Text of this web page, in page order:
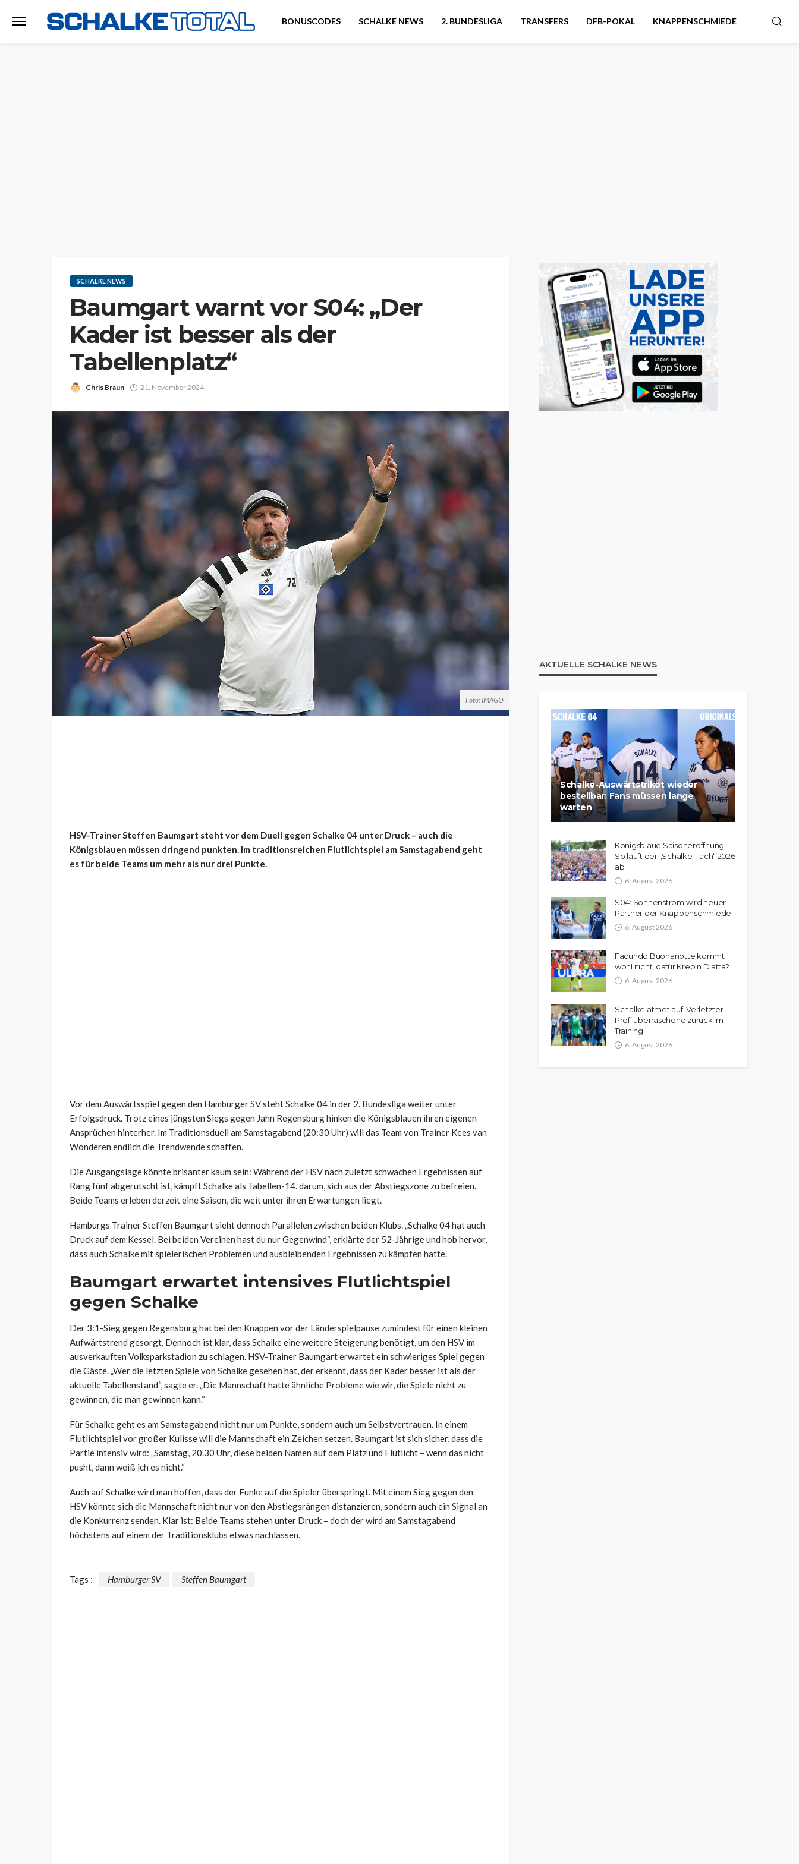
BONUSCODES SCHALKE NEWS 2. BUNDESLIGA TRANSFERS DFB-POKAL KNAPPENSCHMIEDE
SCHALKE NEWS
Baumgart warnt vor S04: „Der
Kader ist besser als der
Tabellenplatz“
Chris Braun 21. November 2024
Foto: IMAGO
HSV-Trainer Steffen Baumgart steht vor dem Duell gegen Schalke 04 unter Druck – auch die
Königsblauen müssen dringend punkten. Im traditionsreichen Flutlichtspiel am Samstagabend geht
es für beide Teams um mehr als nur drei Punkte.
Vor dem Auswärtsspiel gegen den Hamburger SV steht Schalke 04 in der 2. Bundesliga weiter unter
Erfolgsdruck. Trotz eines jüngsten Siegs gegen Jahn Regensburg hinken die Königsblauen ihren eigenen
Ansprüchen hinterher. Im Traditionsduell am Samstagabend (20:30 Uhr) will das Team von Trainer Kees van
Wonderen endlich die Trendwende schaffen.
Die Ausgangslage könnte brisanter kaum sein: Während der HSV nach zuletzt schwachen Ergebnissen auf
Rang fünf abgerutscht ist, kämpft Schalke als Tabellen-14. darum, sich aus der Abstiegszone zu befreien.
Beide Teams erleben derzeit eine Saison, die weit unter ihren Erwartungen liegt.
Hamburgs Trainer Steffen Baumgart sieht dennoch Parallelen zwischen beiden Klubs. „Schalke 04 hat auch
Druck auf dem Kessel. Bei beiden Vereinen hast du nur Gegenwind“, erklärte der 52-Jährige und hob hervor,
dass auch Schalke mit spielerischen Problemen und ausbleibenden Ergebnissen zu kämpfen hatte.
Baumgart erwartet intensives Flutlichtspiel
gegen Schalke
Der 3:1-Sieg gegen Regensburg hat bei den Knappen vor der Länderspielpause zumindest für einen kleinen
Aufwärtstrend gesorgt. Dennoch ist klar, dass Schalke eine weitere Steigerung benötigt, um den HSV im
ausverkauften Volksparkstadion zu schlagen. HSV-Trainer Baumgart erwartet ein schwieriges Spiel gegen
die Gäste. „Wer die letzten Spiele von Schalke gesehen hat, der erkennt, dass der Kader besser ist als der
aktuelle Tabellenstand“, sagte er. „Die Mannschaft hatte ähnliche Probleme wie wir, die Spiele nicht zu
gewinnen, die man gewinnen kann.“
Für Schalke geht es am Samstagabend nicht nur um Punkte, sondern auch um Selbstvertrauen. In einem
Flutlichtspiel vor großer Kulisse will die Mannschaft ein Zeichen setzen. Baumgart ist sich sicher, dass die
Partie intensiv wird: „Samstag, 20.30 Uhr, diese beiden Namen auf dem Platz und Flutlicht – wenn das nicht
pusht, dann weiß ich es nicht.“
Auch auf Schalke wird man hoffen, dass der Funke auf die Spieler überspringt. Mit einem Sieg gegen den
HSV könnte sich die Mannschaft nicht nur von den Abstiegsrängen distanzieren, sondern auch ein Signal an
die Konkurrenz senden. Klar ist: Beide Teams stehen unter Druck – doch der wird am Samstagabend
höchstens auf einem der Traditionsklubs etwas nachlassen.
Tags : Hamburger SV Steffen Baumgart
AKTUELLE SCHALKE NEWS
Schalke-Auswärtstrikot wieder
bestellbar: Fans müssen lange
warten
Königsblaue Saisoneröffnung:
So läuft der „Schalke-Tach“ 2026
ab
6. August 2026
S04: Sonnenstrom wird neuer
Partner der Knappenschmiede
6. August 2026
Facundo Buonanotte kommt
wohl nicht, dafür Krepin Diatta?
6. August 2026
Schalke atmet auf: Verletzter
Profi überraschend zurück im
Training
6. August 2026